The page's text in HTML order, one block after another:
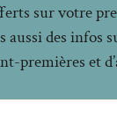
sur votre
aussi des infos
premières et